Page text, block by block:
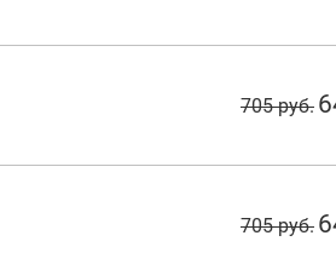
705 руб.
705 руб.